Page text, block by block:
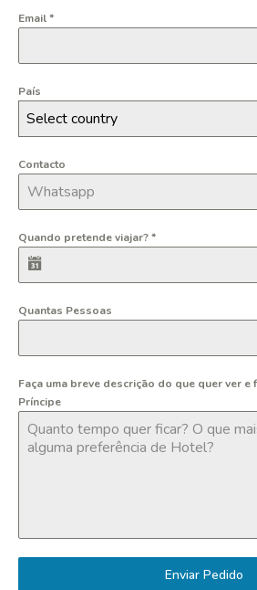
Email*
País
Select country
Contacto
Quando pretende viajar?*
Quantas Pessoas
Faça uma breve descrição do que quer ver e
Príncipe
Enviar Pedido